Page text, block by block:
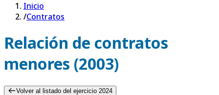
Inicio
/Contratos
Relación de contratos
menores (2003)
Volver al listado del ejercicio 2024